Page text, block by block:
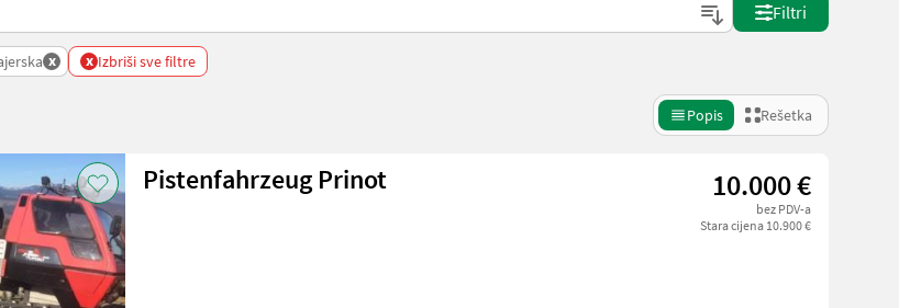
Filtri
x x Izbriši sve filtre
Popis Rešetka
Pistenfahrzeug Prinot 10.000 €
bez PDV-a
Stara cijena 10.900 €